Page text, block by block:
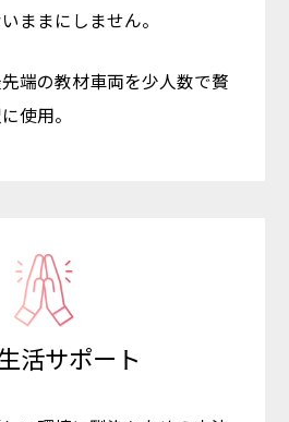
ままにしません。
端の教材車両を少人数で贅
使用。
活サポート